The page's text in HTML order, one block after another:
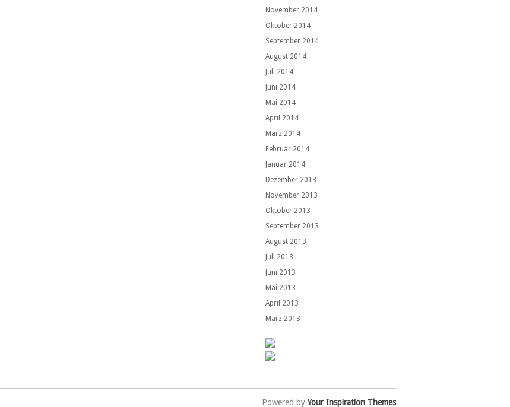
November 2014
Oktober 2014
September 2014
August 2014
Juli 2014
Juni 2014
Mai 2014
April 2014
März 2014
Februar 2014
Januar 2014
Dezember 2013
November 2013
Oktober 2013
September 2013
August 2013
Juli 2013
Juni 2013
Mai 2013
April 2013
März 2013
Powered byYour Inspiration Themes